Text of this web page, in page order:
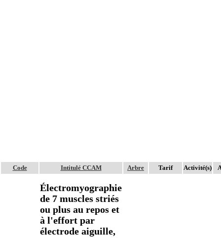
Code Intitulé CCAM Arbre Tarif Activité(s)
Électromyographie
de 7 muscles striés
ou plus au repos et
à l'effort par
électrode aiguille,